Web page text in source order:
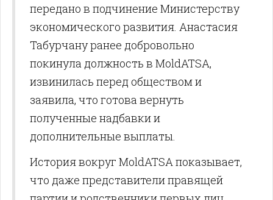
передано в подчинение Министерству
экономического развития. Анастасия
Табурчану ранее добровольно
покинула должность в MoldATSA,
извинилась перед обществом и
заявила, что готова вернуть
полученные надбавки и
дополнительные выплаты.
История вокруг MoldATSA показывает,
что даже представители правящей